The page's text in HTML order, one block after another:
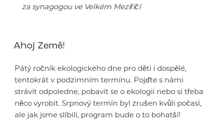
za synagogou ve Velkém Meziříčí
Ahoj Země!
Pátý ročník ekologického dne pro děti i dospělé,
tentokrát v podzimním termínu. Pojďte s námi
strávit odpoledne, pobavit se o ekologii nebo si třeba
něco vyrobit. Srpnový termín byl zrušen kvůli počasí,
ale jak jsme slíbili, program bude o to bohatší!